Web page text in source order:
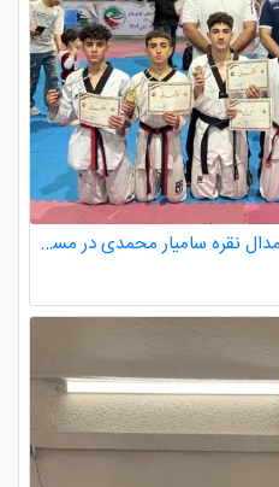
مدال طلای صدرا سلطانخواه و مدال نقره سامیار محمدی در مسابقات قهرمانی نونهالان استان گیلان